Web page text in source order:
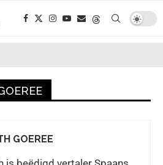
GOEREE